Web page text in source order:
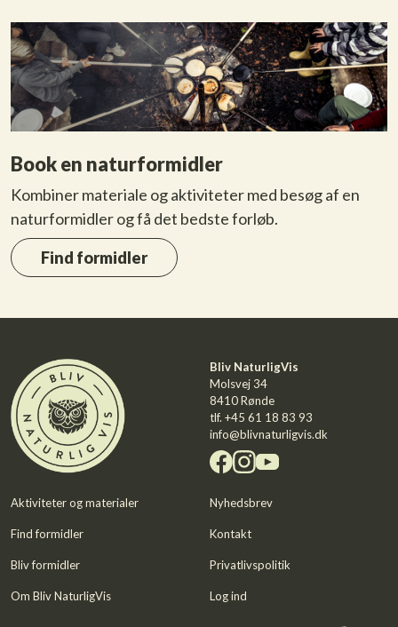
Book en naturformidler
Kombiner materiale og aktiviteter med besøg af en
naturformidler og få det bedste forløb.
Find formidler
Bliv NaturligVis
Molsvej 34
8410 Rønde
tlf. +45 61 18 83 93
info@blivnaturligvis.dk
Aktiviteter og materialer Nyhedsbrev
Find formidler Kontakt
Bliv formidler Privatlivspolitik
Om Bliv NaturligVis Log ind